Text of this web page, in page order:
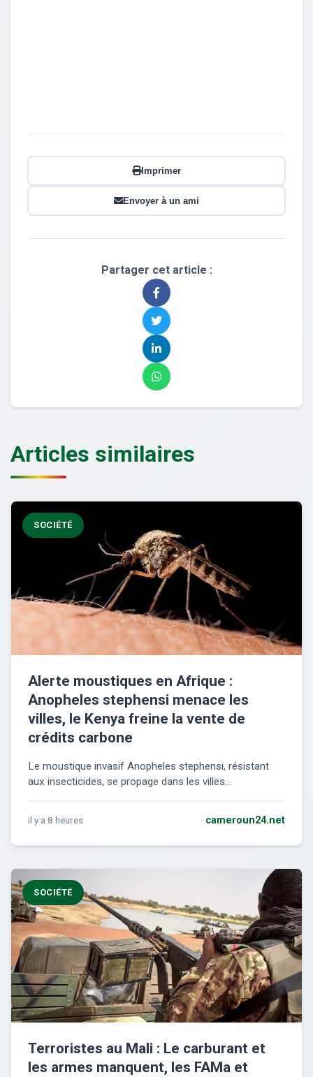
Imprimer
Envoyer à un ami
Partager cet article :
Articles similaires
SOCIÉTÉ
Alerte moustiques en Afrique :
Anopheles stephensi menace les
villes, le Kenya freine la vente de
crédits carbone
Le moustique invasif Anopheles stephensi, résistant
aux insecticides, se propage dans les villes...
il y a 8 heures cameroun24.net
SOCIÉTÉ
Terroristes au Mali : Le carburant et
les armes manquent, les FAMa et